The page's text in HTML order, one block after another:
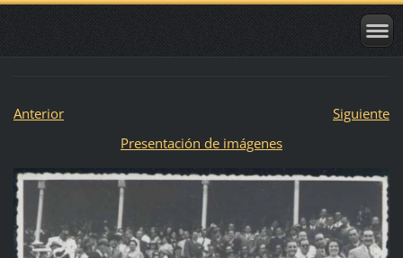
Anterior
Siguiente
Presentación de imágenes